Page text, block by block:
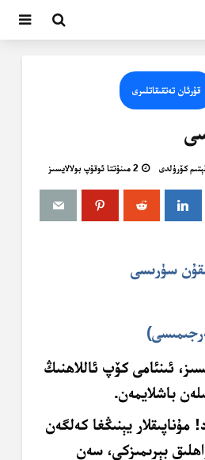
قۇرئان تەتقىقاتلىرى
2 مىنۇتتا ئوقۇپ بولالايسىز
سۈرىسى
ئىنئامى كۆپ ئاللاھنىڭ
باشلايمەن.
يېنىڭغا كەلگەن
بېرىمىزكى، سەن